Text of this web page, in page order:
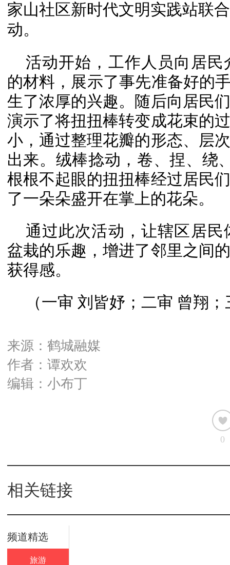
家山社区新时代文明实践站联
动。
活动开始，工作人员向居
的材料，展示了事先准备好的
生了浓厚的兴趣。随后向居民
演示了将扭扭棒转变成花束的
小，通过整理花瓣的形态、层
出来。绒棒捻动，卷、捏、绕
根根不起眼的扭扭棒经过居民
了一朵朵盛开在掌上的花朵。
通过此次活动，让辖区居
盆栽的乐趣，增进了邻里之间
获得感。
（一审 刘皆妤；二审 曾翔
来源：鹤城融媒
作者：谭欢欢
编辑：小布丁
0
相关链接
频道精选
旅游